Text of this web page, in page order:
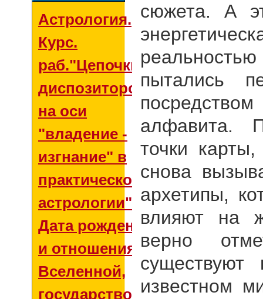
Астрология.
Курс.
раб."Цепочки
диспозиторов
на оси
"владение -
изгнание" в
практической
астрологии"
Дата рождения
и отношения со
Вселенной,
государством и
сюжета. А
пытались
алфавита.
точки
снова
архетипы,
влияют на
верно
известном